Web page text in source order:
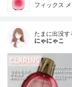
フィックス
たまに出没す
にゃにゃこ